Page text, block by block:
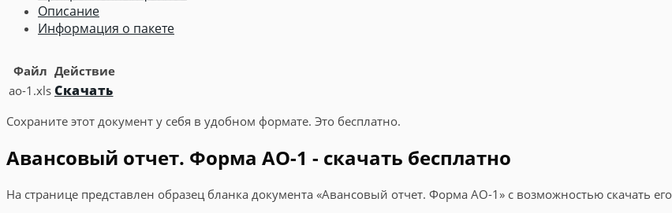
Описание
Информация о пакете
Файл Действие
ao-1.xls Скачать
Сохраните этот документ у себя в удобном формате. Это бесплатно.
Авансовый отчет. Форма АО-1 - скачать бесплатно
На странице представлен образец бланка документа «Авансовый отчет. Форма АО-1» с возможностью скачать